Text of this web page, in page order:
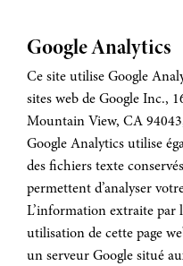
Google Analytics
Ce site utilise Google
sites web de Google Inc.,
Mountain View, CA
Google Analytics utilise
des fichiers texte
permettent d’analyser
L’information extraite par
utilisation de cette page
un serveur Google situé